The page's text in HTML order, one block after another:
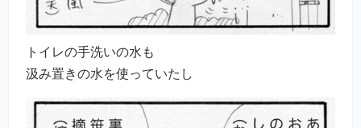
トイレの手洗いの水も
汲み置きの水を使っていたし